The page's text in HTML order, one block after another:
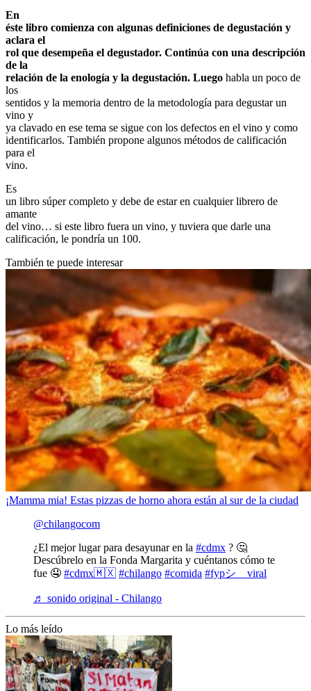
En
éste libro comienza con algunas definiciones de degustación y
aclara el
rol que desempeña el degustador. Continúa con una descripción
de la
relación de la enología y la degustación. Luego habla un poco de
los
sentidos y la memoria dentro de la metodología para degustar un
vino y
ya clavado en ese tema se sigue con los defectos en el vino y como
identificarlos. También propone algunos métodos de calificación
para el
vino.
Es
un libro súper completo y debe de estar en cualquier librero de
amante
del vino… si este libro fuera un vino, y tuviera que darle una
calificación, le pondría un 100.
También te puede interesar
¡Mamma mia! Estas pizzas de horno ahora están al sur de la ciudad
@chilangocom
¿El mejor lugar para desayunar en la #cdmx ? 🤔
Descúbrelo en la Fonda Margarita y cuéntanos cómo te
fue 🤤 #cdmx🇲🇽 #chilango #comida #fypシ゚viral
♬ sonido original - Chilango
Lo más leído